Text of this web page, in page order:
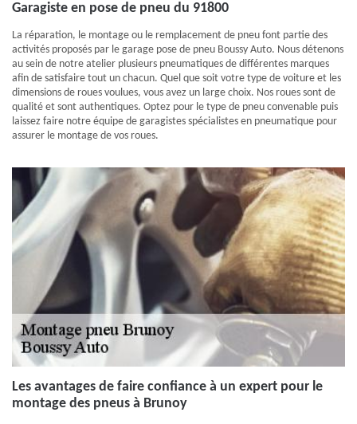
Garagiste en pose de pneu du 91800
La réparation, le montage ou le remplacement de pneu font partie des
activités proposés par le garage pose de pneu Boussy Auto. Nous détenons
au sein de notre atelier plusieurs pneumatiques de différentes marques
afin de satisfaire tout un chacun. Quel que soit votre type de voiture et les
dimensions de roues voulues, vous avez un large choix. Nos roues sont de
qualité et sont authentiques. Optez pour le type de pneu convenable puis
laissez faire notre équipe de garagistes spécialistes en pneumatique pour
assurer le montage de vos roues.
Les avantages de faire confiance à un expert pour le
montage des pneus à Brunoy